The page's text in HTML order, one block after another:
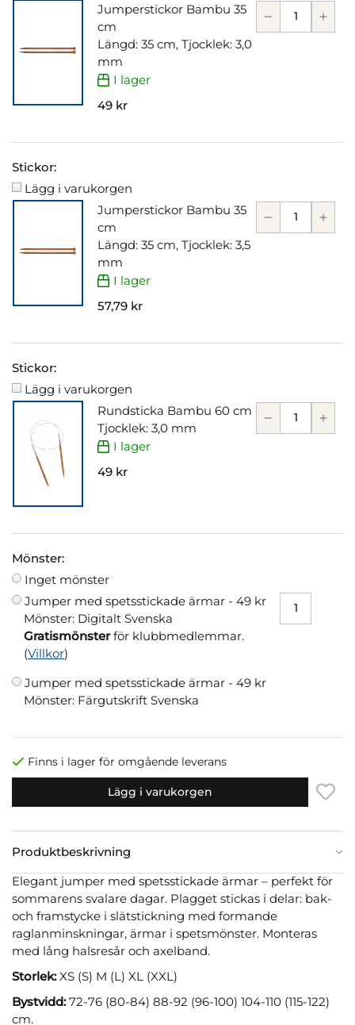
Jumperstickor Bambu 35
cm
Längd: 35 cm, Tjocklek: 3,0
mm
I lager
49 kr
Stickor:
Lägg i varukorgen
Jumperstickor Bambu 35
cm
Längd: 35 cm, Tjocklek: 3,5
mm
I lager
57,79 kr
Stickor:
Lägg i varukorgen
Rundsticka Bambu 60 cm
Tjocklek: 3,0 mm
I lager
49 kr
Mönster:
Inget mönster
Jumper med spetsstickade ärmar - 49 kr
Mönster: Digitalt Svenska
Gratismönsterför klubbmedlemmar.
(Villkor)
Jumper med spetsstickade ärmar - 49 kr
Mönster: Färgutskrift Svenska
Finns i lager för omgående leverans
Lägg i varukorgen
Produktbeskrivning
Elegant jumper med spetsstickade ärmar – perfekt för
sommarens svalare dagar. Plagget stickas i delar: bak-
och framstycke i slätstickning med formande
raglanminskningar, ärmar i spetsmönster. Monteras
med lång halsresår och axelband.
Storlek:XS (S) M (L) XL (XXL)
Bystvidd:72-76 (80-84) 88-92 (96-100) 104-110 (115-122)
cm.